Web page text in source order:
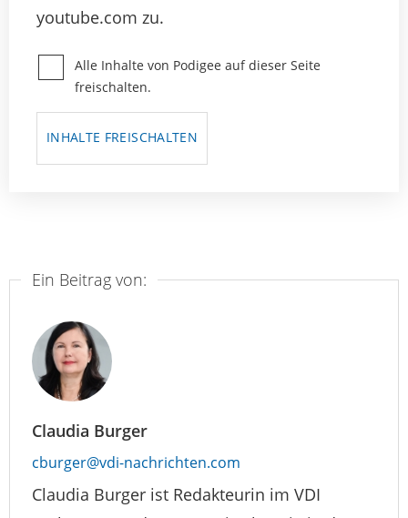
youtube.com zu.
Alle Inhalte von Podigee auf dieser Seite
freischalten.
INHALTE FREISCHALTEN
Ein Beitrag von:
Claudia Burger
cburger@vdi-nachrichten.com
Claudia Burger ist Redakteurin im VDI